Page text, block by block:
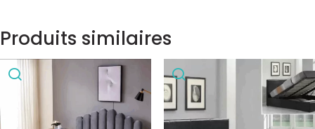
Produits similaires